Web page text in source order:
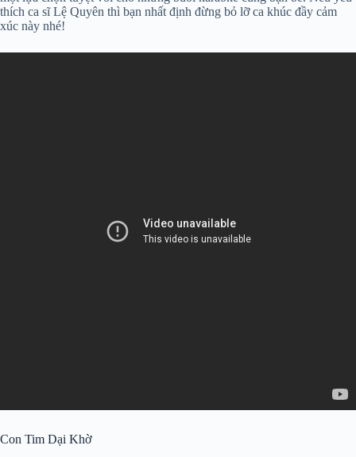
thích ca sĩ Lệ Quyên thì bạn nhất định đừng bỏ lỡ ca khúc đầy cảm
xúc này nhé!
Con Tim Dại Khờ